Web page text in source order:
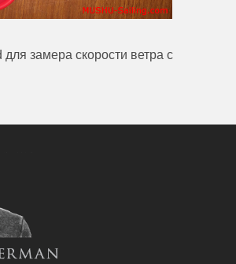
для замера скорости ветра с